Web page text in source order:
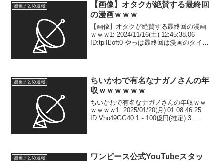
漫画まとめ速報
【画像】オタクが絶賛する最終回
の漫画ｗｗｗ
【画像】オタクが絶賛する最終回の漫画
ｗｗｗ1: 2024/11/16(土) 12:45:38.06
ID:tpiIBoft0 やっぱ最終回は漫画のタイト
漫画まとめ速報
ちいかわで有名なナガノさんの年
収ｗｗｗｗｗｗ
ちいかわで有名なナガノさんの年収ｗｗ
ｗｗｗｗ1: 2025/01/20(月) 01:08:46.25
ID:Vho49GG40 1～100億円(推定) 3:
漫画まとめ速報
ワンピース公式YouTubeスタッ